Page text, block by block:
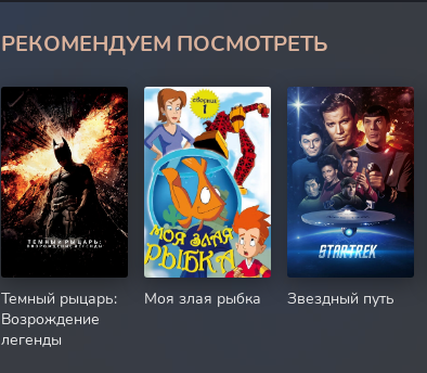
РЕКОМЕНДУЕМ ПОСМОТРЕТЬ
Темный рыцарь:
Возрождение
легенды
Моя злая рыбка Звездный путь